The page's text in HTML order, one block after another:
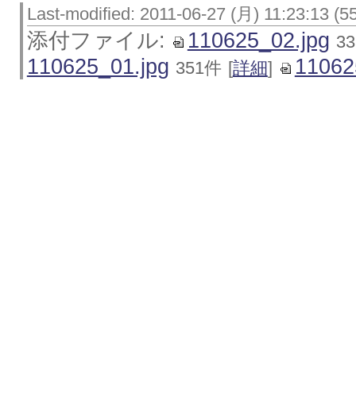
Last-modified: 2011-06-27 (月) 11:23:13
添付ファイル: 110625_02.jpg
110625_01.jpg 351件 [詳細]